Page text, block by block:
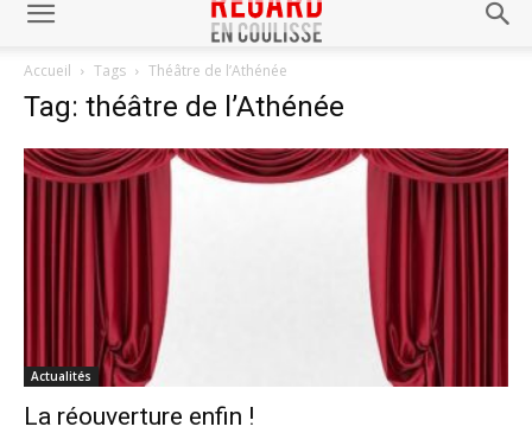
Accueil Tags Théâtre de l’Athénée
Tag: théâtre de l’Athénée
Actualités
La réouverture enfin !